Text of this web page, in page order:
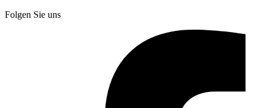
Folgen Sie uns